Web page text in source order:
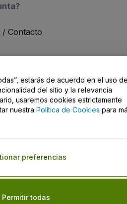
/ Contacto
Entertainment Inc 2026 Datos de
la aceptación de losTérminos y
Privacidad, de laPolítica de Cookies
Móviles
privacidad
estarás de acuerdo en el uso
del sitio y la relevancia
usaremos cookies estrictamente
nuestra Política de Cookies para
Permitir todas
preferencias